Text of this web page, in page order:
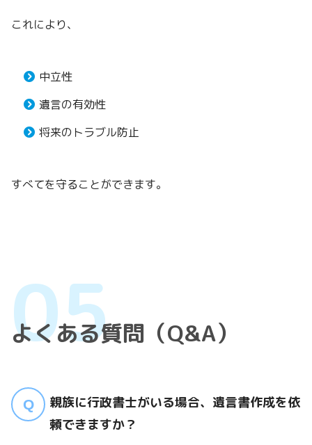
これにより、
中立性
遺言の有効性
将来のトラブル防止
すべてを守ることができます。
よくある質問（Q&A）
親族に行政書士がいる場合、遺言書作成を依
頼できますか？